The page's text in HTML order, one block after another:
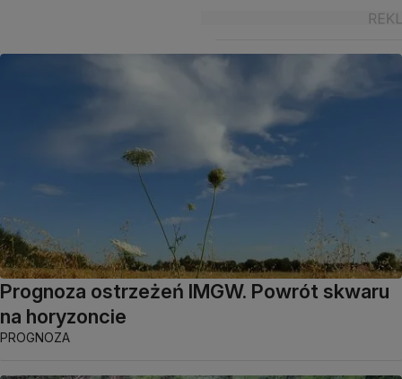
Prognoza ostrzeżeń IMGW. Powrót skwaru
na horyzoncie
PROGNOZA